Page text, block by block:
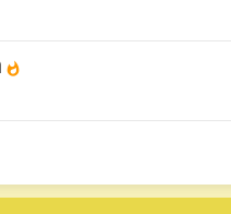
whatshot